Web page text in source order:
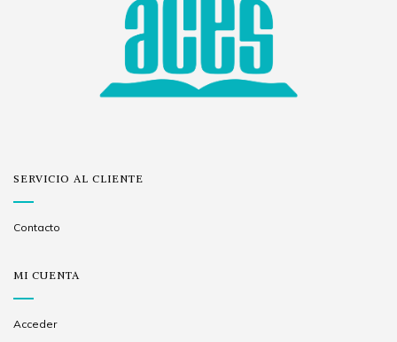
SERVICIO AL CLIENTE
Contacto
MI CUENTA
Acceder